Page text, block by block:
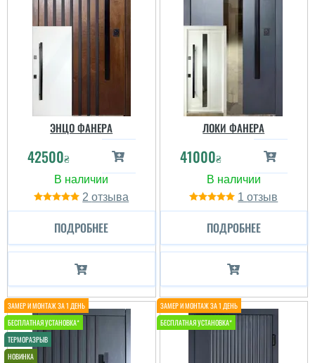
ЭНЦО ФАНЕРА
42500₴
2
ПОДРОБНЕЕ
ЛОКИ ФАНЕРА
41000₴
1
ПОДРОБНЕЕ